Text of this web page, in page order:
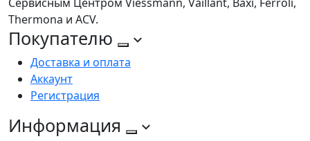
Thermona и ACV.
Покупателю
Доставка и оплата
Аккаунт
Регистрация
Информация